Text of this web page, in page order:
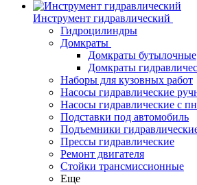
Инструмент гидравлический
Гидроцилиндры
Домкраты
Домкраты бутылочные
Домкраты
Наборы для кузовных работ
Насосы гидравлические
Насосы гидравлические с
Подставки под автомобиль
Подъемники
Прессы гидравлические
Ремонт двигателя
Стойки трансмиссионные
Еще